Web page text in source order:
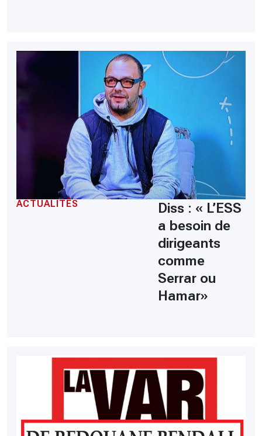
ACTUALITÉS
Diss : « L’ESS
a besoin de
dirigeants
comme
Serrar ou
Hamar»